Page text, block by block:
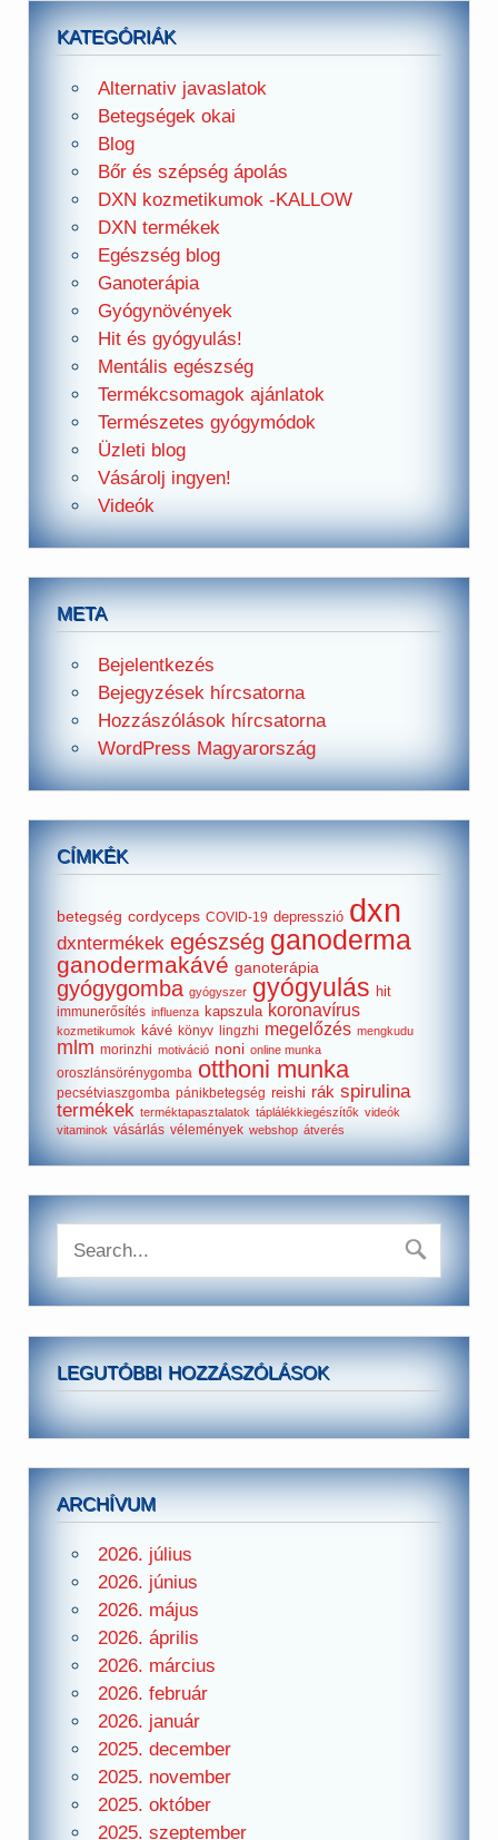
KATEGÓRIÁK
Alternativ javaslatok
Betegségek okai
Blog
Bőr és szépség ápolás
DXN kozmetikumok -KALLOW
DXN termékek
Egészség blog
Ganoterápia
Gyógynövények
Hit és gyógyulás!
Mentális egészség
Termékcsomagok ajánlatok
Természetes gyógymódok
Üzleti blog
Vásárolj ingyen!
Videók
META
Bejelentkezés
Bejegyzések hírcsatorna
Hozzászólások hírcsatorna
WordPress Magyarország
CÍMKÉK
betegség cordyceps COVID-19 depresszió dxn
dxntermékek egészség ganoderma
ganodermakávé ganoterápia
gyógygomba gyógyszer gyógyulás hit
immunerősítés influenza kapszula koronavírus
kozmetikumok kávé könyv lingzhi megelőzés mengkudu
mlm morinzhi motiváció noni online munka
oroszlánsörénygomba otthoni munka
pecsétviaszgomba pánikbetegség reishi rák spirulina
termékek terméktapasztalatok táplálékkiegészítők videók
vitaminok vásárlás vélemények webshop átverés
LEGUTÓBBI HOZZÁSZÓLÁSOK
ARCHÍVUM
2026. július
2026. június
2026. május
2026. április
2026. március
2026. február
2026. január
2025. december
2025. november
2025. október
2025. szeptember